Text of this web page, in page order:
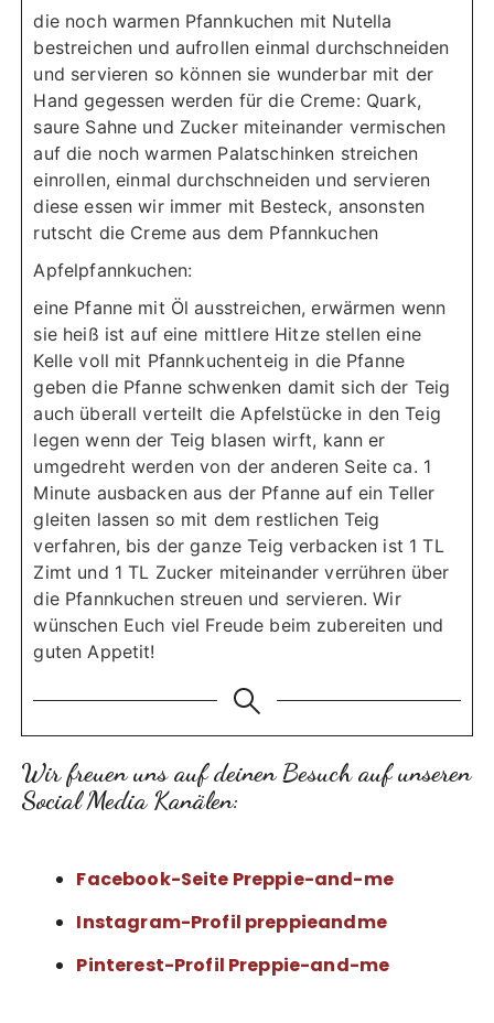
die noch warmen Pfannkuchen mit Nutella
bestreichen und aufrollen einmal durchschneiden
und servieren so können sie wunderbar mit der
Hand gegessen werden für die Creme: Quark,
saure Sahne und Zucker miteinander vermischen
auf die noch warmen Palatschinken streichen
einrollen, einmal durchschneiden und servieren
diese essen wir immer mit Besteck, ansonsten
rutscht die Creme aus dem Pfannkuchen
Apfelpfannkuchen:
eine Pfanne mit Öl ausstreichen, erwärmen wenn
sie heiß ist auf eine mittlere Hitze stellen eine
Kelle voll mit Pfannkuchenteig in die Pfanne
geben die Pfanne schwenken damit sich der Teig
auch überall verteilt die Apfelstücke in den Teig
legen wenn der Teig blasen wirft, kann er
umgedreht werdenvon der anderen Seite ca. 1
Minute ausbackenaus der Pfanne auf ein Teller
gleiten lassen so mit dem restlichen Teig
verfahren, bis der ganze Teig verbacken ist 1 TL
Zimt und 1 TL Zucker miteinander verrührenüber
die Pfannkuchen streuen und servieren. Wir
wünschen Euch viel Freude beim zubereiten und
guten Appetit!
Wir freuen uns auf deinen Besuch auf unseren
Social Media Kanälen:
Facebook-Seite Preppie-and-me
Instagram-Profil preppieandme
Pinterest-Profil Preppie-and-me